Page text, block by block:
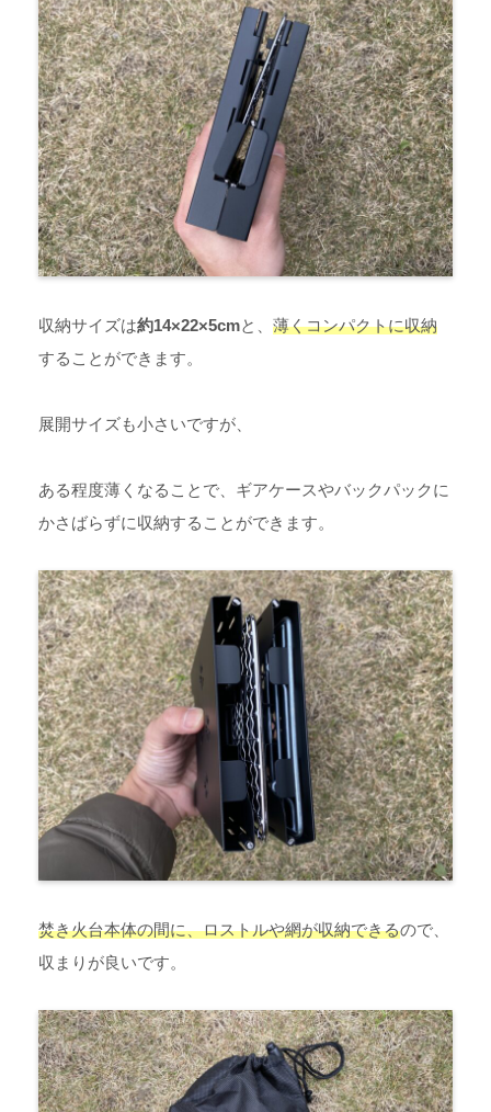
収納サイズは約14×22×5cmと、 薄くコンパクトに収納
することができます。
展開サイズも小さいですが、
ある程度薄くなることで、ギアケースやバックパックに
かさばらずに収納することができます。
焚き火台本体の間に、ロストルや網が収納できるので、
収まりが良いです。